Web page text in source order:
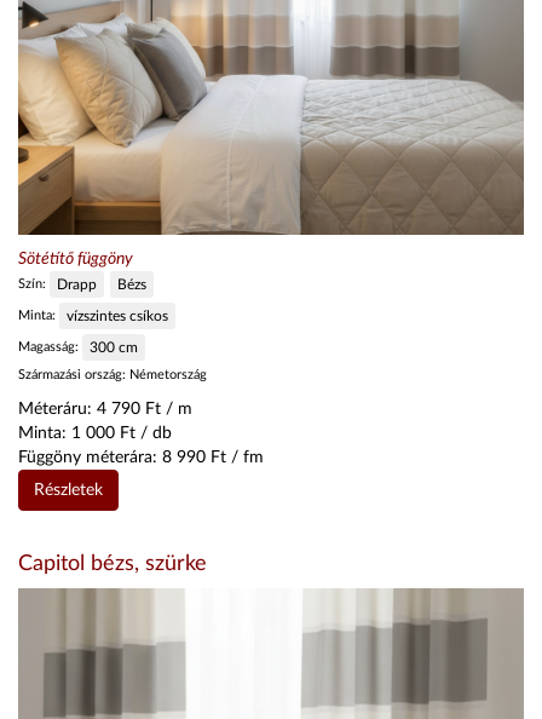
Sötétítő függöny
Szín: Drapp Bézs
Minta: vízszintes csíkos
Magasság: 300 cm
Származási ország: Németország
Méteráru: 4 790 Ft / m
Minta: 1 000 Ft / db
Függöny méterára: 8 990 Ft / fm
Részletek
Capitol bézs, szürke